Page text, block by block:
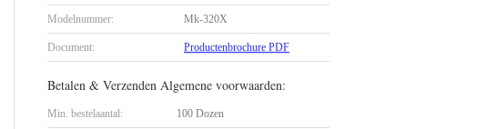
Modelnummer: Mk-320X
Document: Productenbrochure PDF
Betalen & Verzenden Algemene voorwaarden:
Min. bestelaantal: 100 Dozen